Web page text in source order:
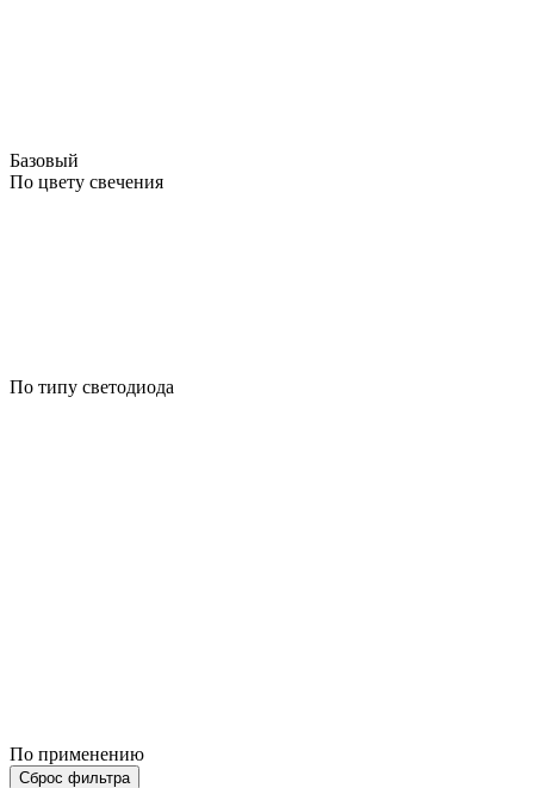
Базовый
По цвету свечения
По типу светодиода
По применению
Сброс фильтра